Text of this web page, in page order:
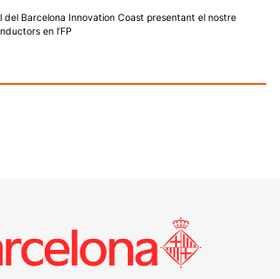
del Barcelona Innovation Coast presentant el nostre
en l’FP